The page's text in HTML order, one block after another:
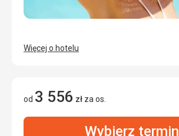
Więcej o hotelu
od 3 556 zł za os.
Wybierz termin